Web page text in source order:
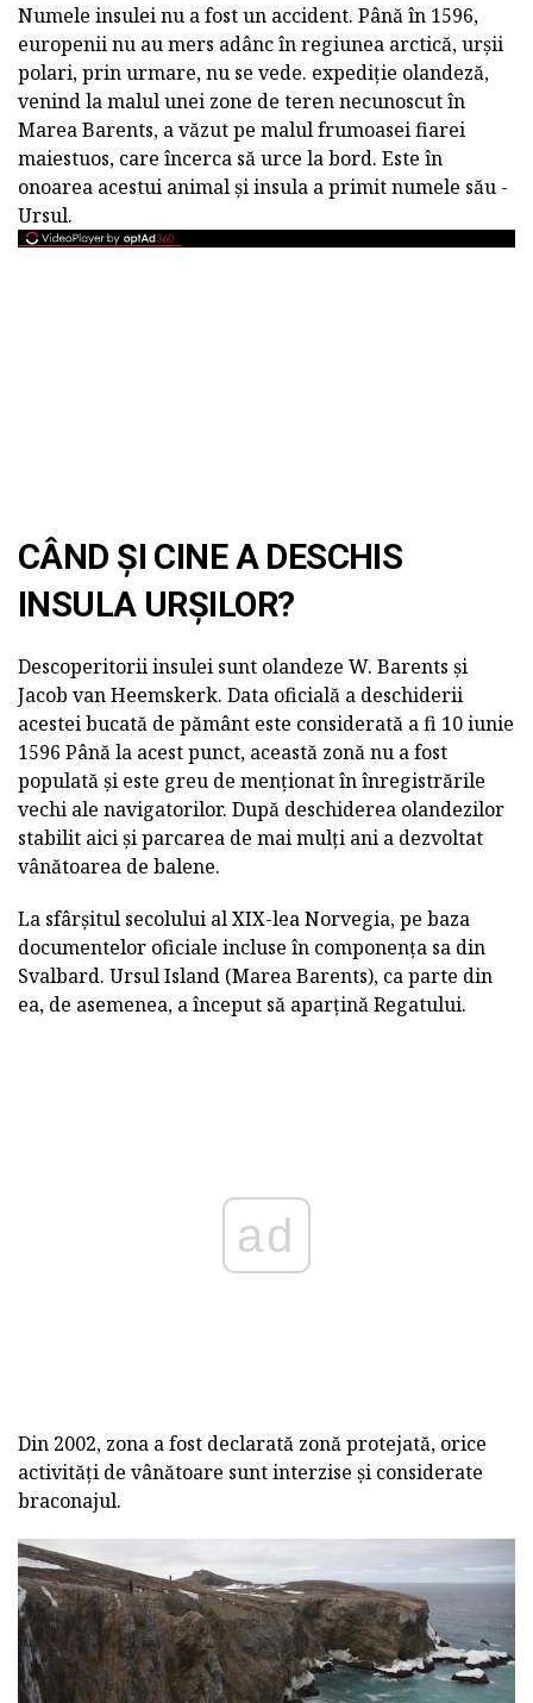
Numele insulei nu a fost un accident. Până în 1596,
europenii nu au mers adânc în regiunea arctică, urșii
polari, prin urmare, nu se vede. expediție olandeză,
venind la malul unei zone de teren necunoscut în
Marea Barents, a văzut pe malul frumoasei fiarei
maiestuos, care încerca să urce la bord. Este în
onoarea acestui animal și insula a primit numele său -
Ursul.
CÂND ȘI CINE A DESCHIS
INSULA URȘILOR?
Descoperitorii insulei sunt olandeze W. Barents și
Jacob van Heemskerk. Data oficială a deschiderii
acestei bucată de pământ este considerată a fi 10 iunie
1596 Până la acest punct, această zonă nu a fost
populată și este greu de menționat în înregistrările
vechi ale navigatorilor. După deschiderea olandezilor
stabilit aici și parcarea de mai mulți ani a dezvoltat
vânătoarea de balene.
La sfârșitul secolului al XIX-lea Norvegia, pe baza
documentelor oficiale incluse în componența sa din
Svalbard. Ursul Island (Marea Barents), ca parte din
ea, de asemenea, a început să aparțină Regatului.
ad
Din 2002, zona a fost declarată zonă protejată, orice
activități de vânătoare sunt interzise și considerate
braconajul.